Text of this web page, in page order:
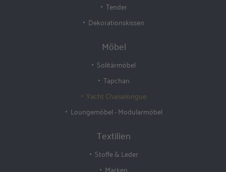
Tender
Dekorationskissen
Möbel
Solitärmöbel
Tapchan
Yacht Chaiselongue
Loungemöbel - Modularmöbel
Textilien
Stoffe & Leder